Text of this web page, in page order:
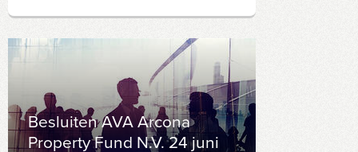
Besluiten AVA Arcona
Property Fund N.V. 24 juni